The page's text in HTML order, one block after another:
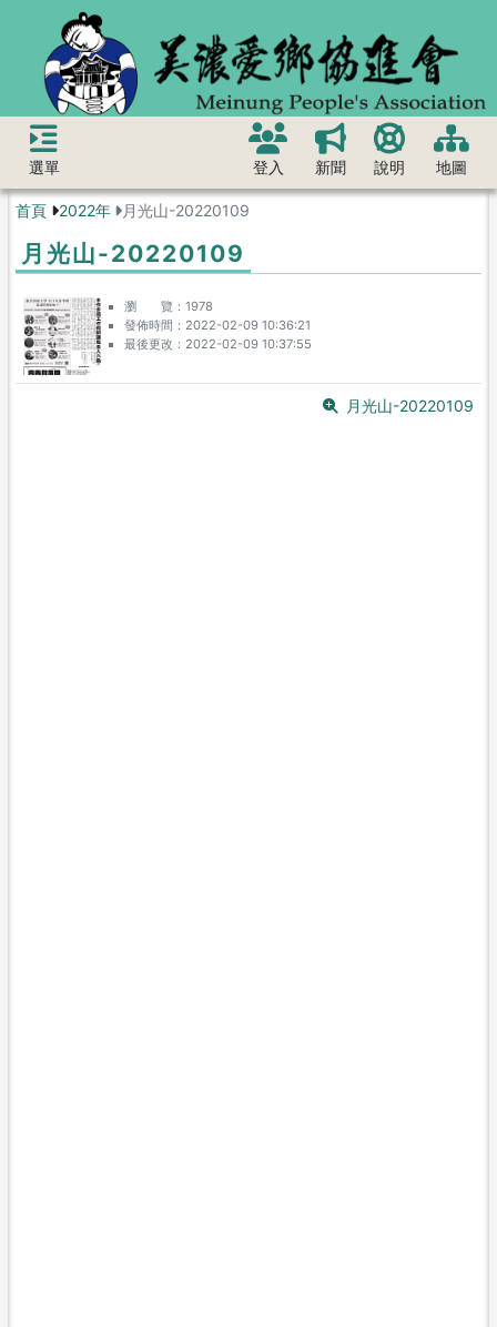
選單 登入 新聞 說明 地圖
首頁 2022年 月光山-20220109
月光山-20220109
瀏 覽
1978
發佈時間
2022-02-09 10:36:21
最後更改
2022-02-09 10:37:55
月光山-20220109